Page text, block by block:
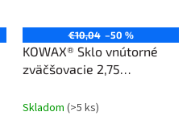
€10,04 –50 %
KOWAX® Sklo vnútorné
zväčšovacie 2,75
Skladom (>5 ks)